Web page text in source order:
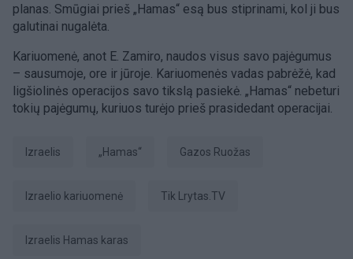
planas. Smūgiai prieš „Hamas“ esą bus stiprinami, kol ji bus
galutinai nugalėta.
Kariuomenė, anot E. Zamiro, naudos visus savo pajėgumus
– sausumoje, ore ir jūroje. Kariuomenės vadas pabrėžė, kad
ligšiolinės operacijos savo tikslą pasiekė. „Hamas“ nebeturi
tokių pajėgumų, kuriuos turėjo prieš prasidedant operacijai.
Izraelis „Hamas“ Gazos Ruožas
Izraelio kariuomenė tik Lrytas.TV
Izraelis Hamas karas